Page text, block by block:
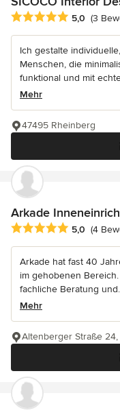
Durchschnittliche
5,0 (3
Ich gestalte
Menschen, die
funktional und mit
Mehr
47495 Rheinberg
Arkade
Durchschnittliche
5,0 (4
Arkade hat fast 40
im gehobenen
fachliche Beratung
Mehr
Altenberger Straße 24,